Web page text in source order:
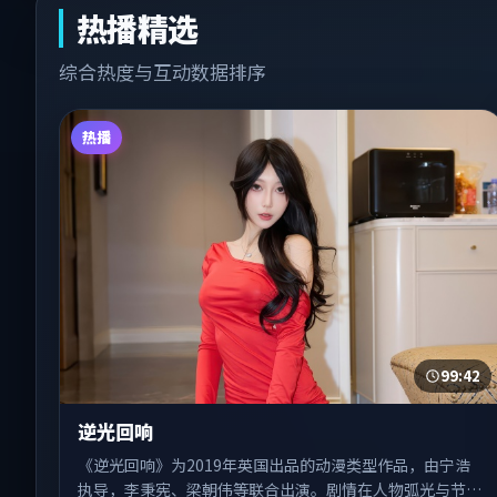
热播精选
综合热度与互动数据排序
热播
99:42
逆光回响
《逆光回响》为2019年英国出品的动漫类型作品，由宁浩
执导，李秉宪、梁朝伟等联合出演。剧情在人物弧光与节奏